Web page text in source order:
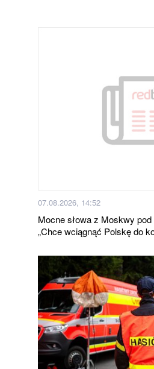
07.08.2026, 14:52
Mocne słowa z Moskwy
„Chce wciągnąć Polskę do